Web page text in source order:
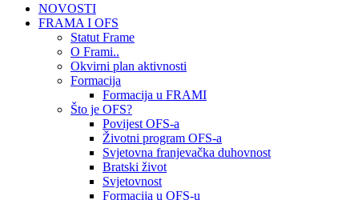
NOVOSTI
FRAMA I OFS
Statut Frame
O Frami..
Okvirni plan aktivnosti
Formacija
Formacija u FRAMI
Što je OFS?
Povijest OFS-a
Životni program OFS-a
Svjetovna franjevačka duhovnost
Bratski život
Svjetovnost
Formacija u OFS-u